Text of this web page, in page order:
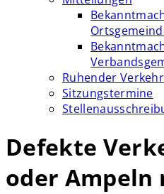
Ruhender
Sitzungstermine
Defekte
oder Ampeln